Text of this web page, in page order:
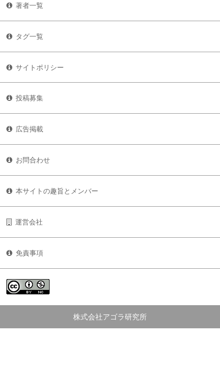
著者一覧
タグ一覧
サイトポリシー
投稿募集
広告掲載
お問合わせ
本サイトの趣旨とメンバー
運営会社
免責事項
株式会社アゴラ研究所